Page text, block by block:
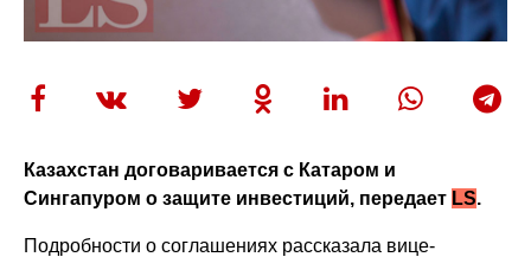
Казахстан договаривается с Катаром и
Сингапуром о защите инвестиций, передает LS.
Подробности о соглашениях рассказала вице-